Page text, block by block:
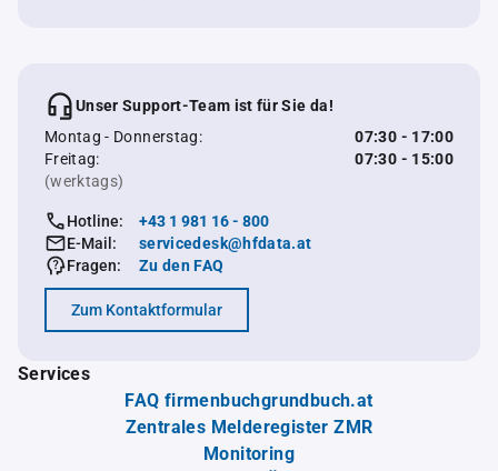
Unser Support-Team ist für Sie da!
Montag - Donnerstag:
07:30 - 17:00
Freitag:
07:30 - 15:00
(werktags)
Hotline:
+43 1 981 16 - 800
E-Mail:
servicedesk@hfdata.at
Fragen:
Zu den FAQ
Zum Kontaktformular
Services
FAQ firmenbuchgrundbuch.at
Zentrales Melderegister ZMR
Monitoring